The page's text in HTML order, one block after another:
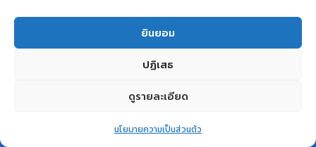
ยินยอม
ปฏิเสธ
ดูรายละเอียด
นโยบายความเป็นส่วนตัว
Wishlist